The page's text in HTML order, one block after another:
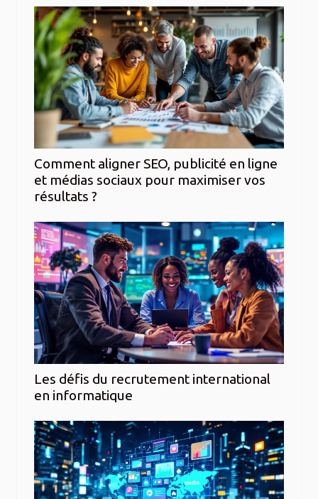
Comment aligner SEO, publicité en ligne
et médias sociaux pour maximiser vos
résultats ?
Les défis du recrutement international
en informatique